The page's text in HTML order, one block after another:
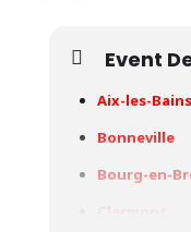
Event
Aix-les-Bains
Bonneville
Bourg-en-
Clermont